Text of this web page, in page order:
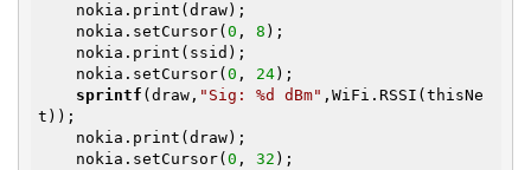
    nokia.setCursor(
0 , 8 );
    nokia.setCursor(
0 , 24);
sprintf (draw, "Sig: %d dBm" ,WiFi.RSSI(thisNe
t));
    nokia.setCursor(
0 , 32 );